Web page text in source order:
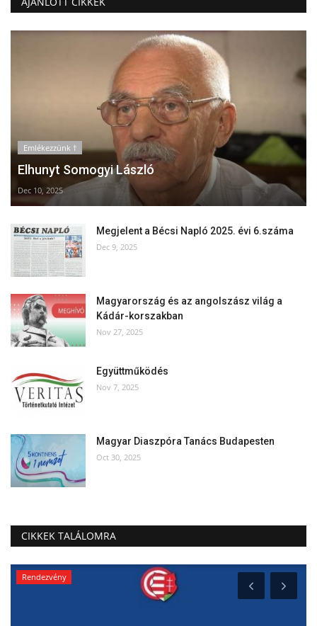
Emlékezzünk †
Elhunyt Somogyi László
Dec 10, 2025
Megjelent a Bécsi Napló 2025. évi 6.száma
Dec 9, 2025
Magyarország és az angolszász világ a
Kádár-korszakban
Nov 27, 2025
Együttműködés
Nov 7, 2025
Magyar Diaszpóra Tanács Budapesten
Oct 30, 2025
CIKKEK TALÁLOMRA
Rendezvény